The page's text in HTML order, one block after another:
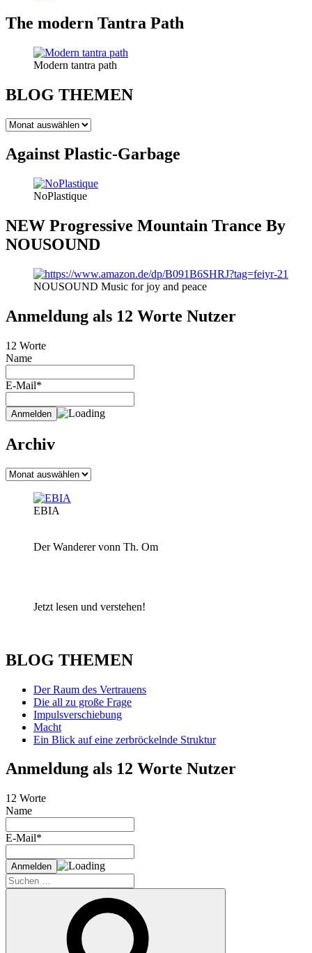
The modern Tantra Path
Modern tantra path
BLOG THEMEN
BLOG
Against Plastic-Garbage
NoPlastique
NEW Progressive Mountain Trance By
NOUSOUND
NOUSOUND Music for joy and peace
Anmeldung als 12 Worte Nutzer
12 Worte
Name
E-Mail*
Archiv
Archiv
EBIA
Der Wanderer vonn Th. Om
Jetzt lesen und verstehen!
BLOG THEMEN
Der Raum des Vertrauens
Die all zu große Frage
Impulsverschiebung
Macht
Ein Blick auf eine zerbröckelnde Struktur
Anmeldung als 12 Worte Nutzer
12 Worte
Name
E-Mail*
Suche
nach: